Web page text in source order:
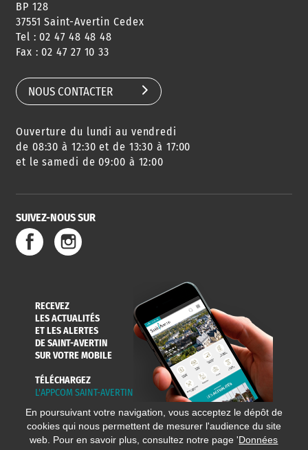
BP 128
37551 Saint-Avertin Cedex
Tel : 02 47 48 48 48
Fax : 02 47 27 10 33
NOUS CONTACTER
Ouverture du lundi au vendredi
de 08:30 à 12:30 et de 13:30 à 17:00
et le samedi de 09:00 à 12:00
SUIVEZ-NOUS SUR
RECEVEZ
LES ACTUALITÉS
ET LES ALERTES
DE SAINT-AVERTIN
SUR VOTRE MOBILE
TÉLÉCHARGEZ
L'APPCOM SAINT-AVERTIN
En poursuivant votre navigation, vous acceptez le dépôt de
cookies qui nous permettent de mesurer l'audience du site
web. Pour en savoir plus, consultez notre page 'Données